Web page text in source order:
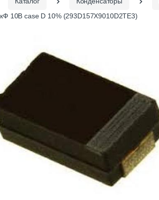
10В case D 10% (293D157X9010D2TE3)